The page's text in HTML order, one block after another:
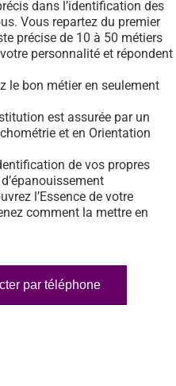
dans l’identification des
Vous repartez du premier
précise de 10 à 50 métiers
personnalité et répondent
le bon métier en seulement
est assurée par un
et en Orientation
de vos propres
l’Essence de votre
comment la mettre en
par téléphone